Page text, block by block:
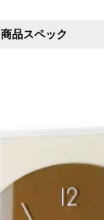
商品スペック